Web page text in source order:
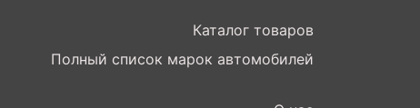
Каталог товаров
Полный список марок автомобилей